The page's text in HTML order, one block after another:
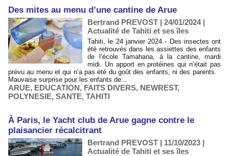
​Des mites au menu d’une cantine de Arue
Bertrand PREVOST | 24/01/2024|
Actualité de Tahiti et ses îles
Tahiti, le 24 janvier 2024 - Des insectes ont
été retrouvés dans les assiettes des enfants
de l’école Tamahana, à la cantine, mardi
midi. Un apport en protéines qui n’était pas
prévu au menu et qui n’a pas été du goût des enfants, ni des parents.
Mauvaise surprise pour les enfants de...
ARUE, EDUCATION, FAITS DIVERS, NEWREST,
POLYNESIE, SANTE, TAHITI
À Paris, le Yacht club de Arue gagne contre le
plaisancier récalcitrant
Bertrand PREVOST | 11/10/2023 |
Actualité de Tahiti et ses îles